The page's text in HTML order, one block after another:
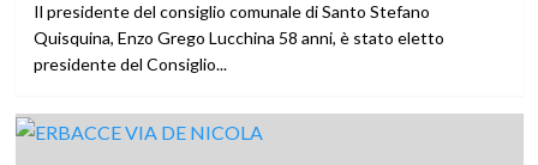
Il presidente del consiglio comunale di Santo Stefano
Quisquina, Enzo Grego Lucchina 58 anni, è stato eletto
presidente del Consiglio...